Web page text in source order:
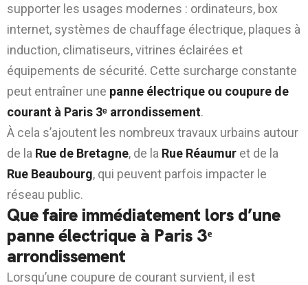
supporter les usages modernes : ordinateurs, box
internet, systèmes de chauffage électrique, plaques à
induction, climatiseurs, vitrines éclairées et
équipements de sécurité. Cette surcharge constante
peut entraîner une panne électrique ou coupure de
courant à Paris 3ᵉ arrondissement.
À cela s’ajoutent les nombreux travaux urbains autour
de la Rue de Bretagne, de la Rue Réaumur et de la
Rue Beaubourg, qui peuvent parfois impacter le
réseau public.
Que faire immédiatement lors d’une
panne électrique à Paris 3ᵉ
arrondissement
Lorsqu’une coupure de courant survient, il est